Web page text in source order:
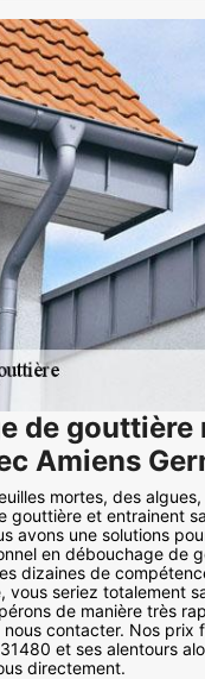
de gouttière
Amiens
mortes, des
gouttière et entrainent
avons une solutions
en débouchage de
dizaines de
vous seriez totalement
de manière très
contacter. Nos prix
et ses alentours
directement.